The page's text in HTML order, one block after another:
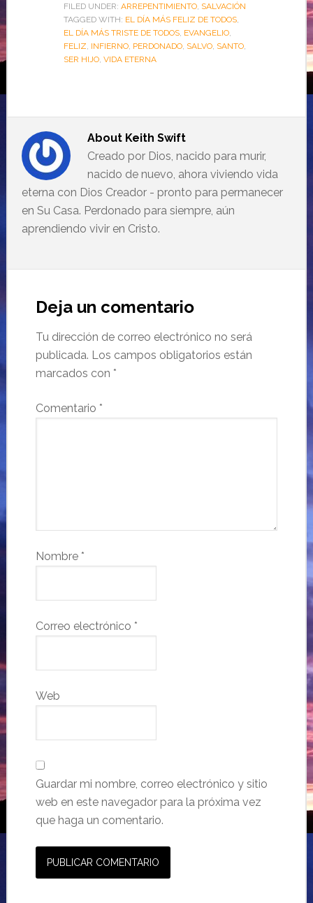
FILED UNDER: ARREPENTIMIENTO, SALVACIÓN
TAGGED WITH: EL DÍA MÁS FELIZ DE TODOS,
EL DÍA MÁS TRISTE DE TODOS, EVANGELIO,
FELIZ INFIERNO, PERDONADO, SALVO, SANTO,
SER HIJO, VIDA ETERNA
About Keith Swift
Creado por Dios, nacido para murir,
nacido de nuevo, ahora viviendo vida
eterna con Dios Creador - pronto para permanecer
en Su Casa. Perdonado para siempre, aún
aprendiendo vivir en Cristo.
Deja un comentario
Tu dirección de correo electrónico no será
publicada. Los campos obligatorios están
marcados con *
Comentario *
Nombre *
Correo electrónico *
Web
Guardar mi nombre, correo electrónico y sitio
web en este navegador para la próxima vez
que haga un comentario.